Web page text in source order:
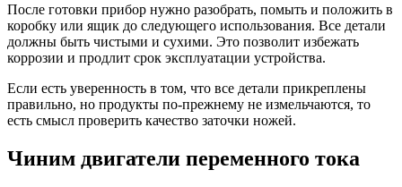
После готовки прибор нужно разобрать, помыть и положить в
коробку или ящик до следующего использования. Все детали
должны быть чистыми и сухими. Это позволит избежать
коррозии и продлит срок эксплуатации устройства.
Если есть уверенность в том, что все детали прикреплены
правильно, но продукты по-прежнему не измельчаются, то
есть смысл проверить качество заточки ножей.
Чиним двигатели переменного тока